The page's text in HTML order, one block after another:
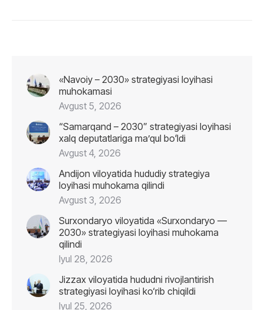
«Navoiy – 2030» strategiyasi loyihasi
muhokamasi
Avgust 5, 2026
“Samarqand – 2030” strategiyasi loyihasi
xalq deputatlariga maʼqul boʻldi
Avgust 4, 2026
Andijon viloyatida hududiy strategiya
loyihasi muhokama qilindi
Avgust 3, 2026
Surxondaryo viloyatida «Surxondaryo —
2030» strategiyasi loyihasi muhokama
qilindi
Iyul 28, 2026
Jizzax viloyatida hududni rivojlantirish
strategiyasi loyihasi ko‘rib chiqildi
Iyul 25, 2026